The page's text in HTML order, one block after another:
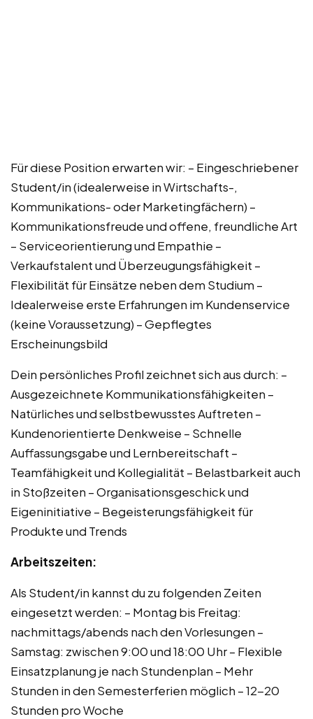
Für diese Position erwarten wir: – Eingeschriebener
Student/in (idealerweise in Wirtschafts-,
Kommunikations- oder Marketingfächern) –
Kommunikationsfreude und offene, freundliche Art
– Serviceorientierung und Empathie –
Verkaufstalent und Überzeugungsfähigkeit –
Flexibilität für Einsätze neben dem Studium –
Idealerweise erste Erfahrungen im Kundenservice
(keine Voraussetzung) – Gepflegtes
Erscheinungsbild
Dein persönliches Profil zeichnet sich aus durch: –
Ausgezeichnete Kommunikationsfähigkeiten –
Natürliches und selbstbewusstes Auftreten –
Kundenorientierte Denkweise – Schnelle
Auffassungsgabe und Lernbereitschaft –
Teamfähigkeit und Kollegialität – Belastbarkeit auch
in Stoßzeiten – Organisationsgeschick und
Eigeninitiative – Begeisterungsfähigkeit für
Produkte und Trends
Arbeitszeiten:
Als Student/in kannst du zu folgenden Zeiten
eingesetzt werden: – Montag bis Freitag:
nachmittags/abends nach den Vorlesungen –
Samstag: zwischen 9:00 und 18:00 Uhr – Flexible
Einsatzplanung je nach Stundenplan – Mehr
Stunden in den Semesterferien möglich – 12-20
Stunden pro Woche